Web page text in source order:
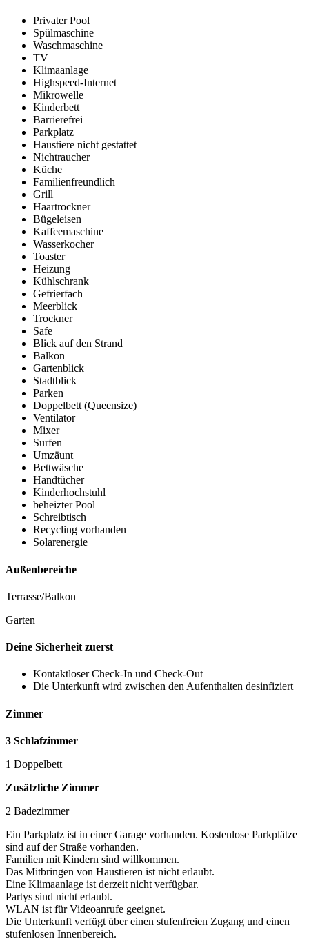
Privater Pool
Spülmaschine
Waschmaschine
TV
Klimaanlage
Highspeed-Internet
Mikrowelle
Kinderbett
Barrierefrei
Parkplatz
Haustiere nicht gestattet
Nichtraucher
Küche
Familienfreundlich
Grill
Haartrockner
Bügeleisen
Kaffeemaschine
Wasserkocher
Toaster
Heizung
Kühlschrank
Gefrierfach
Meerblick
Trockner
Safe
Blick auf den Strand
Balkon
Gartenblick
Stadtblick
Parken
Doppelbett (Queensize)
Ventilator
Mixer
Surfen
Umzäunt
Bettwäsche
Handtücher
Kinderhochstuhl
beheizter Pool
Schreibtisch
Recycling vorhanden
Solarenergie
Außenbereiche
Terrasse/Balkon
Garten
Deine Sicherheit zuerst
Kontaktloser Check-In und Check-Out
Die Unterkunft wird zwischen den Aufenthalten desinfiziert
Zimmer
3 Schlafzimmer
1 Doppelbett
Zusätzliche Zimmer
2 Badezimmer
Ein Parkplatz ist in einer Garage vorhanden. Kostenlose Parkplätze
sind auf der Straße vorhanden.
Familien mit Kindern sind willkommen.
Das Mitbringen von Haustieren ist nicht erlaubt.
Eine Klimaanlage ist derzeit nicht verfügbar.
Partys sind nicht erlaubt.
WLAN ist für Videoanrufe geeignet.
Die Unterkunft verfügt über einen stufenfreien Zugang und einen
stufenlosen Innenbereich.